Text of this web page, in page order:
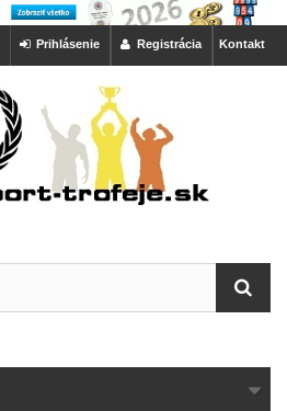
Kontakt
Registrácia
Prihlásenie